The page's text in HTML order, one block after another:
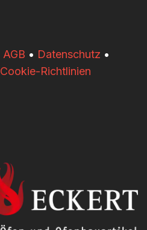
AGB • Datenschutz •
Cookie-Richtlinien